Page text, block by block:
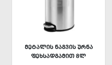
ᲛᲔᲢᲐᲚᲘᲡ ᲜᲐᲒᲕᲘᲡ ᲣᲠᲜᲐ
ᲤᲔᲮᲡᲐᲓᲒᲐᲛᲘᲗ 8Ლ